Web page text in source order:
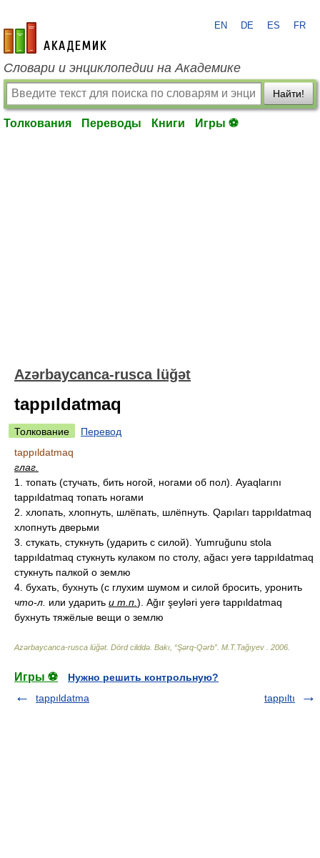
academic.ru
EN DE ES FR
Словари и энциклопедии на Академике
Найти!
Толкования Переводы Книги Игры ⚽
Azərbaycanca-rusca lüğət
tappıldatmaq
Толкование
Перевод
tappıldatmaq
глаг.
1. топать (стучать, бить ногой, ногами об пол). Ayaqlarını
tappıldatmaq топать ногами
2. хлопать, хлопнуть, шлёпать, шлёпнуть. Qapıları tappıldatmaq
хлопнуть дверьми
3. стукать, стукнуть (ударить с силой). Yumruğunu stola
tappıldatmaq стукнуть кулаком по столу, ağacı yerə tappıldatmaq
стукнуть палкой о землю
4. бухать, бухнуть (с глухим шумом и силой бросить, уронить
что-л. или ударить и т.п. ). Ağır şeyləri yerə tappıldatmaq
бухнуть тяжёлые вещи о землю
Azərbaycanca-rusca lüğət. Dörd cilddə. Bakı, “Şərq-Qərb” M.T.Tağıyev 2006
Игры ⚽
Нужно решить контрольную?
tappıldatma
tappıltı